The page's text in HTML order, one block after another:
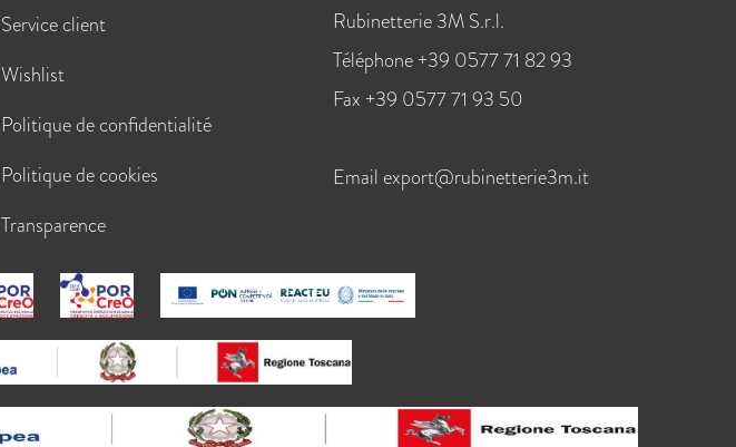
Service client
Wishlist
Politique de confidentialité
Politique de cookies
Transparence
Rubinetterie 3M S.r.l.
Téléphone +39 0577 71 82 93
Fax +39 0577 71 93 50
Email export@rubinetterie3m.it